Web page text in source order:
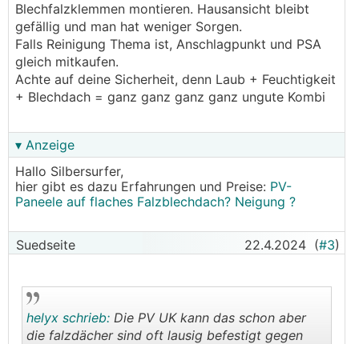
Blechfalzklemmen montieren. Hausansicht bleibt
gefällig und man hat weniger Sorgen.
Falls Reinigung Thema ist, Anschlagpunkt und PSA
gleich mitkaufen.
Achte auf deine Sicherheit, denn Laub + Feuchtigkeit
+ Blechdach = ganz ganz ganz ganz ungute Kombi
▾ Anzeige
Hallo Silbersurfer,
hier gibt es dazu Erfahrungen und Preise: PV-
Paneele auf flaches Falzblechdach? Neigung ?
Suedseite 22.4.2024 (#3)
helyx schrieb: Die PV UK kann das schon aber
die falzdächer sind oft lausig befestigt gegen